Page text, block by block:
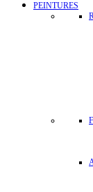
PEINTURES